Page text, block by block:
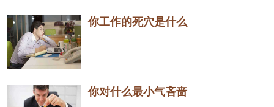
你工作的死穴是什么
你对什么最小气吝啬